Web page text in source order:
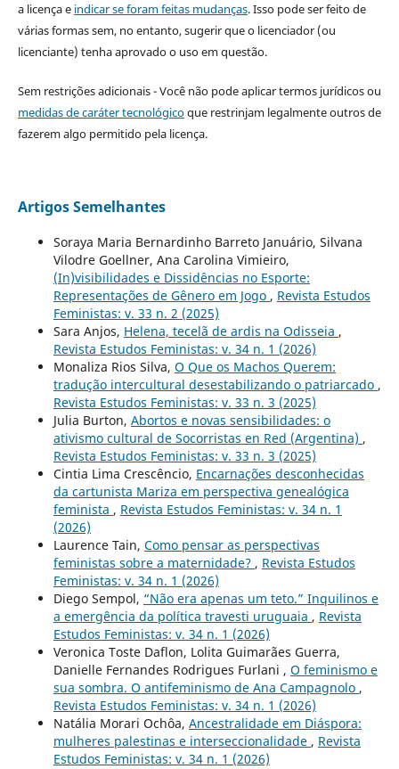
a licença e indicar se foram feitas mudanças. Isso pode ser feito de
várias formas sem, no entanto, sugerir que o licenciador (ou
licenciante) tenha aprovado o uso em questão.
Sem restrições adicionais - Você não pode aplicar termos jurídicos ou
medidas de caráter tecnológicoque restrinjam legalmente outros de
fazerem algo permitido pela licença.
Artigos Semelhantes
Soraya Maria Bernardinho Barreto Januário, Silvana
Vilodre Goellner, Ana Carolina Vimieiro,
(In)visibilidades e Dissidências no Esporte:
Representações de Gênero em Jogo , Revista Estudos
Feministas: v. 33 n. 2 (2025)
Sara Anjos, Helena, tecelã de ardis na Odisseia ,
Revista Estudos Feministas: v. 34 n. 1 (2026)
Monaliza Rios Silva, O Que os Machos Querem:
tradução intercultural desestabilizando o patriarcado ,
Revista Estudos Feministas: v. 33 n. 3 (2025)
Julia Burton, Abortos e novas sensibilidades: o
ativismo cultural de Socorristas en Red (Argentina) ,
Revista Estudos Feministas: v. 33 n. 3 (2025)
Cintia Lima Crescêncio, Encarnações desconhecidas
da cartunista Mariza em perspectiva genealógica
feminista , Revista Estudos Feministas: v. 34 n. 1
(2026)
Laurence Tain, Como pensar as perspectivas
feministas sobre a maternidade? , Revista Estudos
Feministas: v. 34 n. 1 (2026)
Diego Sempol, “Não era apenas um teto.” Inquilinos e
a emergência da política travesti uruguaia , Revista
Estudos Feministas: v. 34 n. 1 (2026)
Veronica Toste Daflon, Lolita Guimarães Guerra,
Danielle Fernandes Rodrigues Furlani , O feminismo e
sua sombra. O antifeminismo de Ana Campagnolo ,
Revista Estudos Feministas: v. 34 n. 1 (2026)
Natália Morari Ochôa, Ancestralidade em Diáspora:
mulheres palestinas e interseccionalidade , Revista
Estudos Feministas: v. 34 n. 1 (2026)